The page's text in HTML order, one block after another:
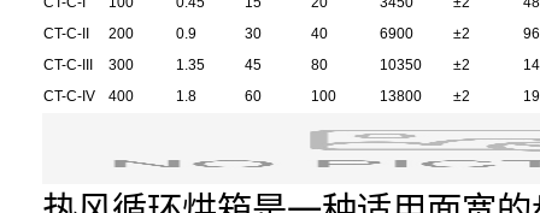
CT-C-II
200 0.9 30 40 6900 ±2
96
CT-C-III
300 1.35 45 80 10350 ±2
CT-C-IV
400 1.8 60 100 13800 ±2